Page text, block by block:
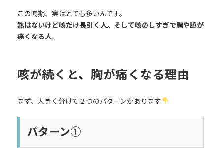
この時期、実はとても多いんです。
熱はないけど咳だけ長引く人。そして咳のしすぎで胸や脇が
痛くなる人。
咳が続くと、胸が痛くなる理由
まず、大きく分けて２つのパターンがあります
パターン①